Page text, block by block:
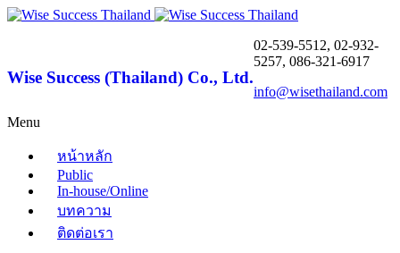
Wise Success (Thailand) Co., Ltd.
02-539-5512, 02-932-
5257, 086-321-6917
info@wisethailand.com
Menu
หน้าหลัก
Public
In-house/Online
บทความ
ติดต่อเรา